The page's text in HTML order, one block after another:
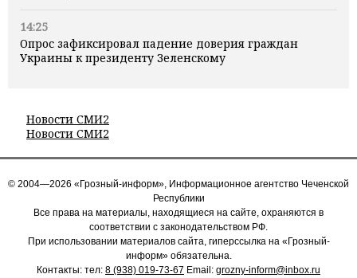
14:25
Опрос зафиксировал падение доверия граждан
Украины к президенту Зеленскому
Новости СМИ2
Новости СМИ2
© 2004—2026 «Грозный-информ», Информационное агентство Чеченской
Республики
Все права на материалы, находящиеся на сайте, охраняются в
соответствии с законодательством РФ.
При использовании материалов сайта, гиперссылка на «Грозный-
информ» обязательна.
Контакты: тел: 8 (938) 019-73-67 Email: grozny-inform@inbox.ru